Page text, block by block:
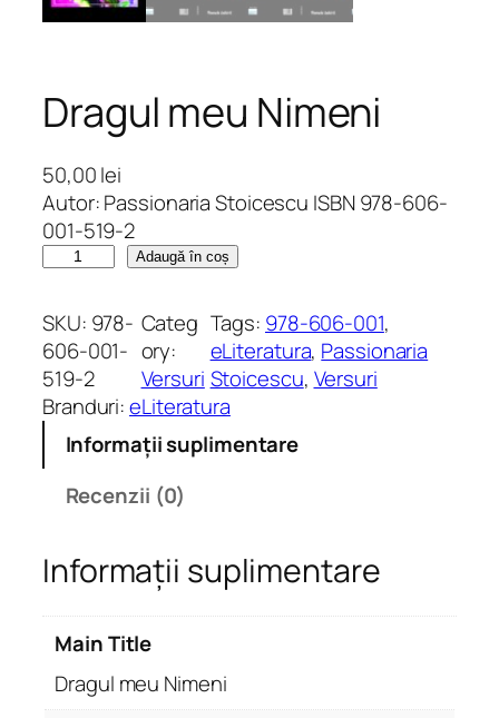
Dragul meu Nimeni
50,00lei
Autor: Passionaria Stoicescu ISBN 978-606-
001-519-2
n
t
i
t
a
a
g
u
m
e
Adaugă în coș
SKU: 978-
606-001-
519-2
Categ
ory:
Versuri
Tags: 978-606-001
eLiteratura, Passionaria
Stoicescu, Versuri
Branduri:eLiteratura
Informații suplimentare
Recenzii (0)
Informații suplimentare
Main Title
Dragul meu Nimeni